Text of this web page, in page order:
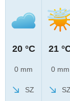
20 °C
0 mm
SZ
21
0 mm
SZ